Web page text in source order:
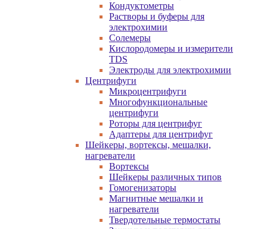
Кондуктометры
Растворы и буферы для
электрохимии
Солемеры
Кислородомеры и измерители
TDS
Электроды для электрохимии
Центрифуги
Микроцентрифуги
Многофункциональные
центрифуги
Роторы для центрифуг
Адаптеры для центрифуг
Шейкеры, вортексы, мешалки,
нагреватели
Вортексы
Шейкеры различных типов
Гомогенизаторы
Магнитные мешалки и
нагреватели
Твердотельные термостаты